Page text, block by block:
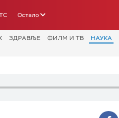
Остало
ЗДРАВЉЕ ФИЛМ И ТВ НАУКА